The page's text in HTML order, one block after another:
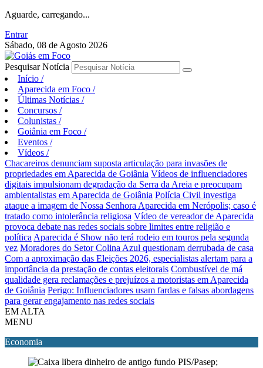
Aguarde, carregando...
Entrar
Sábado, 08 de Agosto 2026
Pesquisar Notícia
Início /
Aparecida em Foco /
Últimas Notícias /
Concursos /
Colunistas /
Goiânia em Foco /
Eventos /
Vídeos /
Chacareiros denunciam suposta articulação para invasões de
propriedades em Aparecida de Goiânia Vídeos de influenciadores
digitais impulsionam degradação da Serra da Areia e preocupam
ambientalistas em Aparecida de Goiânia Polícia Civil investiga
ataque a imagem de Nossa Senhora Aparecida em Nerópolis; caso é
tratado como intolerância religiosa Vídeo de vereador de Aparecida
provoca debate nas redes sociais sobre limites entre religião e
política Aparecida é Show não terá rodeio em touros pela segunda
vez Moradores do Setor Colina Azul questionam derrubada de casa
Com a aproximação das Eleições 2026, especialistas alertam para a
importância da prestação de contas eleitorais Combustível de má
qualidade gera reclamações e prejuízos a motoristas em Aparecida
de Goiânia Perigo: Influenciadores usam fardas e falsas abordagens
para gerar engajamento nas redes sociais
EM ALTA
MENU
Economia